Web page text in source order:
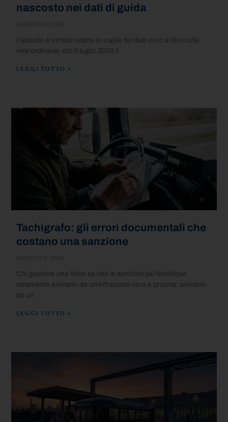
nascosto nei dati di guida
Il gasolio è tornato sopra la soglia dei due euro al litro sulla
rete ordinaria: dal 3 luglio 2026 il
LEGGI TUTTO »
Tachigrafo: gli errori documentali che
costano una sanzione
Chi gestisce una flotta sa che le sanzioni più fastidiose
raramente arrivano da un’infrazione vera e propria: arrivano
da un
LEGGI TUTTO »